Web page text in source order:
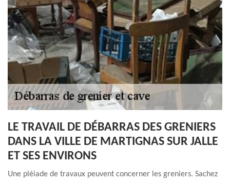
LE TRAVAIL DE DÉBARRAS DES GRENIERS
DANS LA VILLE DE MARTIGNAS SUR JALLE
ET SES ENVIRONS
Une pléiade de travaux peuvent concerner les greniers. Sachez